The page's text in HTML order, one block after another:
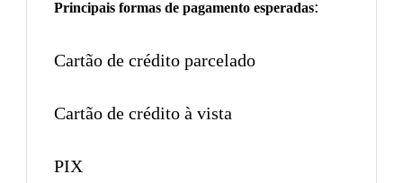
Principais formas de pagamento esperadas:
Cartão de crédito parcelado
Cartão de crédito à vista
PIX